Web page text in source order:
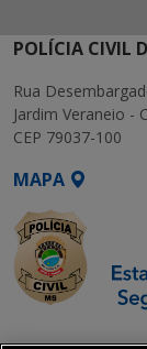
POLÍCIA CIVIL
Rua
Jardim Veraneio -
CEP 79037-100
MAPA